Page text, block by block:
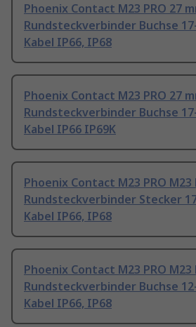
Phoenix Contact M23 PRO 27
Rundsteckverbinder Buchse
Kabel IP66, IP68
Phoenix Contact M23 PRO 27
Rundsteckverbinder Buchse
Kabel IP66 IP69K
Phoenix Contact M23 PRO M23
Rundsteckverbinder Stecker
Kabel IP66, IP68
Phoenix Contact M23 PRO M23
Rundsteckverbinder Buchse
Kabel IP66, IP68